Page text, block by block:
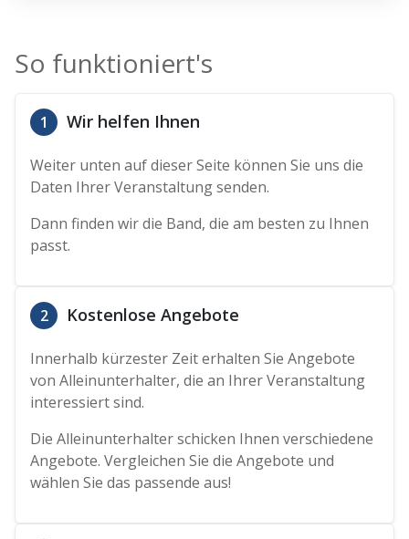
So funktioniert's
1 Wir helfen Ihnen
Weiter unten auf dieser Seite können Sie uns die
Daten Ihrer Veranstaltung senden.
Dann finden wir die Band, die am besten zu Ihnen
passt.
2 Kostenlose Angebote
Innerhalb kürzester Zeit erhalten Sie Angebote
von Alleinunterhalter, die an Ihrer Veranstaltung
interessiert sind.
Die Alleinunterhalter schicken Ihnen verschiedene
Angebote. Vergleichen Sie die Angebote und
wählen Sie das passende aus!